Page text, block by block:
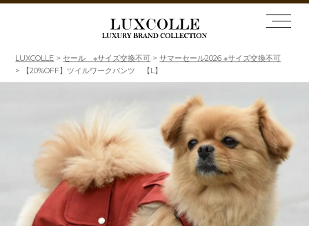
LUXCOLLE セール ※サイズ交換不可
サマーセール2026 ※サイズ交換不可
【20%OFF】ツイルワークパンツ 【L】